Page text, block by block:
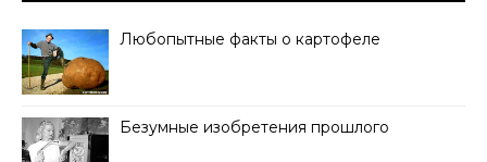
Любопытные факты о картофеле
Безумные изобретения прошлого